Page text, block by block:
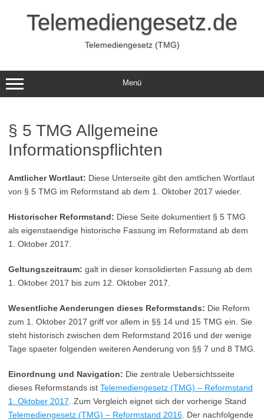
springenTelemediengesetz.de
Telemediengesetz (TMG)
Menü
§ 5 TMG Allgemeine
Informationspflichten
Amtlicher Wortlaut: Diese Unterseite gibt den amtlichen Wortlaut
von § 5 TMG im Reformstand ab dem 1. Oktober 2017 wieder.
Historischer Reformstand: Diese Seite dokumentiert § 5 TMG
als eigenstaendige historische Fassung im Reformstand ab dem
1. Oktober 2017.
Geltungszeitraum: galt in dieser konsolidierten Fassung ab dem
1. Oktober 2017 bis zum 12. Oktober 2017.
Wesentliche Aenderungen dieses Reformstands: Die Reform
zum 1. Oktober 2017 griff vor allem in §§ 14 und 15 TMG ein. Sie
steht historisch zwischen dem Reformstand 2016 und der wenige
Tage spaeter folgenden weiteren Aenderung von §§ 7 und 8 TMG.
Einordnung und Navigation: Die zentrale Uebersichtsseite
dieses Reformstands ist Telemediengesetz (TMG) – Reformstand
1. Oktober 2017 . Zum Vergleich eignet sich der vorherige Stand
Telemediengesetz (TMG) – Reformstand 2016 . Der nachfolgende